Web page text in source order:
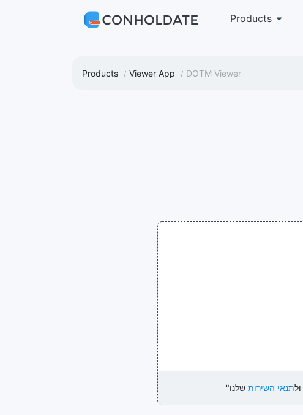
Products
Products Viewer App DOTM Viewer
ולתנאי השירות